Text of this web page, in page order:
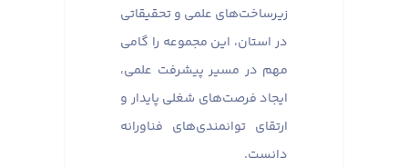
زیرساخت‌های علمی و تحقیقاتی
در استان، این مجموعه را گامی
مهم در مسیر پیشرفت علمی،
ایجاد فرصت‌های شغلی پایدار و
ارتقای توانمندی‌های فناورانه
دانست.